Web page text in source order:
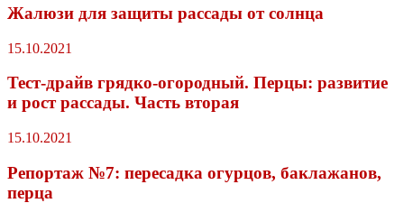
Жалюзи для защиты рассады от солнца
15.10.2021
Тест-драйв грядко-огородный. Перцы: развитие
и рост рассады. Часть вторая
15.10.2021
Репортаж №7: пересадка огурцов, баклажанов,
перца